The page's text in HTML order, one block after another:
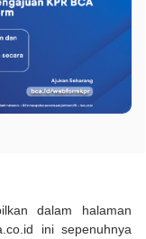
dalam halaman
ini sepenuhnya